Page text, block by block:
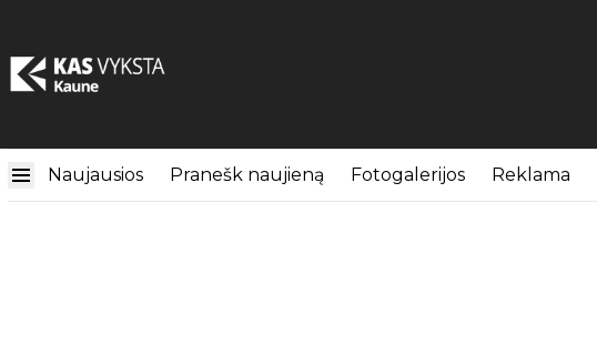
Naujausios Pranešk naujieną Fotogalerijos Reklama